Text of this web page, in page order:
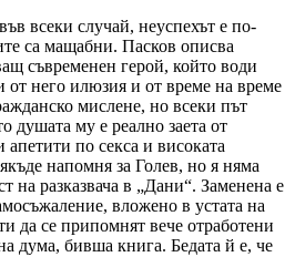
всеки случай, неуспехът е по-
са мащабни. Пасков описва
съвременен герой, който води
от него илюзия и от време на време
мислене, но всеки път
душата му е реално заета от
по секса и високата
напомня за Голев, но я няма
на разказвача в „Дани“. Заменена е
вложено в устата на
да се припомнят вече отработени
дума, бивша книга. Бедата й е, че